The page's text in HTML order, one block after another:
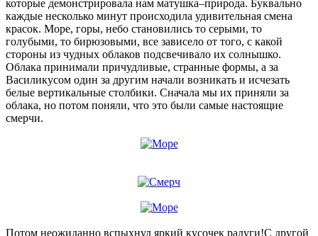
которые демонстрировала нам матушка–природа. Буквально
каждые несколько минут происходила удивительная смена
красок. Море, горы, небо становились то серыми, то
голубыми, то бирюзовыми, все зависело от того, с какой
стороны из чудных облаков подсвечивало их солнышко.
Облака принимали причудливые, странные формы, а за
Василикусом один за другим начали возникать и исчезать
белые вертикальные столбики. Сначала мы их приняли за
облака, но потом поняли, что это были самые настоящие
смерчи.
Потом неожиданно вспыхнул яркий кусочек радуги!С другой